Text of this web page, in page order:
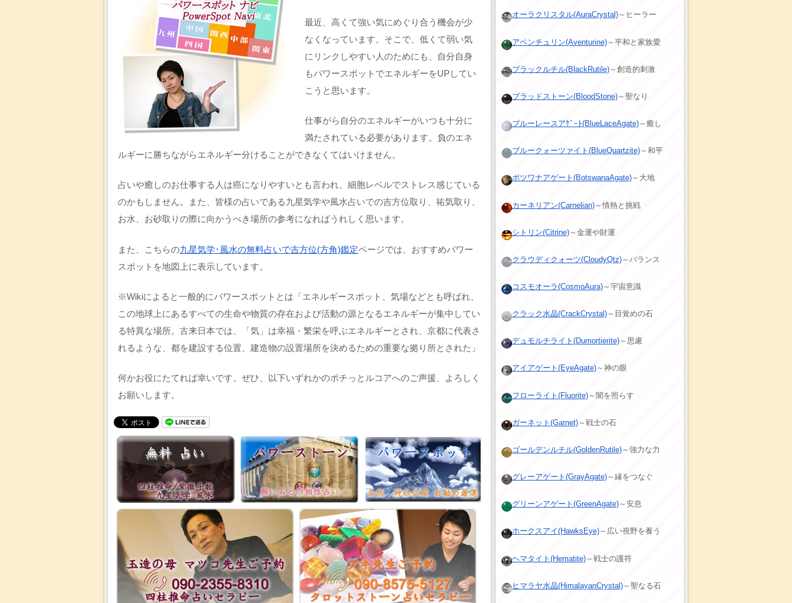
最近、高くて強い気にめぐり合う機会が少
なくなっています。そこで、低くて弱い気
にリンクしやすい人のためにも、自分自身
もパワースポットでエネルギーをUPしてい
こうと思います。
仕事がら自分のエネルギーがいつも十分に
満たされている必要があります。負のエネ
ルギーに勝ちながらエネルギー分けることができなくてはいけません。
占いや癒しのお仕事する人は癌になりやすいとも言われ、細胞レベルでストレス感じている
のかもしません。また、皆様の占いである九星気学や風水占いでの吉方位取り、祐気取り、
お水、お砂取りの際に向かうべき場所の参考になればうれしく思います。
また、こちらの九星気学･風水の無料占いで吉方位(方角)鑑定ページでは、おすすめパワー
スポットを地図上に表示しています。
※Wikiによると一般的にパワースポットとは「エネルギースポット、気場などとも呼ばれ、
この地球上にあるすべての生命や物質の存在および活動の源となるエネルギーが集中してい
る特異な場所。古来日本では、「気」は幸福・繁栄を呼ぶエネルギーとされ、京都に代表さ
れるような、都を建設する位置、建造物の設置場所を決めるための重要な拠り所とされた」
何かお役にたてれば幸いです。ぜひ、以下いずれかのポチっとルコアへのご声援、よろしく
お願いします。
オーラクリスタル(AuraCrystal)～ヒーラー
アベンチュリン(Aventurine)～平和と家族愛
ブラックルチル(BlackRutile)～創造的刺激
ブラッドストーン(BloodStone)～聖なり
ブルーレースアｹﾞｰﾄ(BlueLaceAgate)～癒し
ブルークォーツァイト(BlueQuartzite)～和平
ボツワナアゲート(BotswanaAgate)～大地
カーネリアン(Carnelian)～情熱と挑戦
シトリン(Citrine)～金運や財運
クラウディクォーツ(CloudyQtz)～バランス
コスモオーラ(CosmoAura)～宇宙意識
クラック水晶(CrackCrystal)～目覚めの石
デュモルチライト(Dumortierite)～思慮
アイアゲート(EyeAgate)～神の眼
フローライト(Fluorite)～闇を照らす
ガーネット(Garnet)～戦士の石
ゴールデンルチル(GoldenRutile)～強力な力
グレーアゲート(GrayAgate)～縁をつなぐ
グリーンアゲート(GreenAgate)～安息
ホークスアイ(HawksEye)～広い視野を養う
ヘマタイト(Hematite)～戦士の護符
ヒマラヤ水晶(HimalayanCrystal)～聖なる石